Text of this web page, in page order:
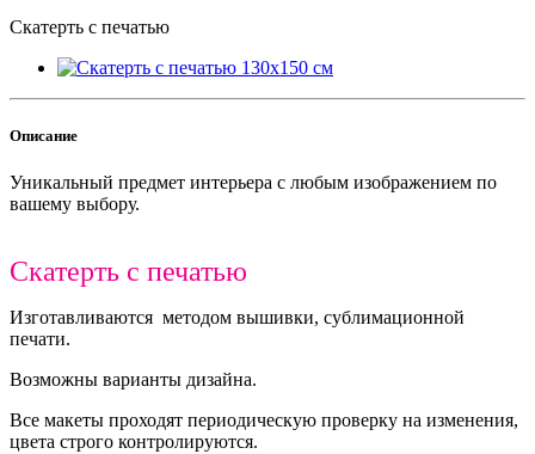
Скатерть с печатью
Описание
Уникальный предмет интерьера с любым изображением по
вашему выбору.
Скатерть с печатью
Изготавливаются методом вышивки, сублимационной
печати.
Возможны варианты дизайна.
Все макеты проходят периодическую проверку на изменения,
цвета строго контролируются.